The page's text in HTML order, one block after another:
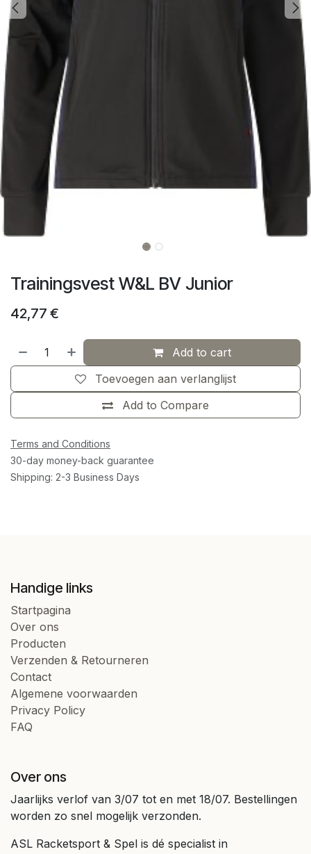
Trainingsvest W&L BV Junior
42,77 €
Add to cart
Add to Compare
Toevoegen aan verlanglijst
Terms and Conditions
30-day money-back guarantee
Shipping: 2-3 Business Days
Handige links
Startpagina
Over ons
Producten
Verzenden & Retourneren
Contact
Algemene voorwaarden
Privacy Policy
FAQ
Over ons
Jaarlijks verlof van 3/07 tot en met 18/07. Bestellingen
worden zo snel mogelijk verzonden.
ASL Racketsport & Spel is dé specialist in